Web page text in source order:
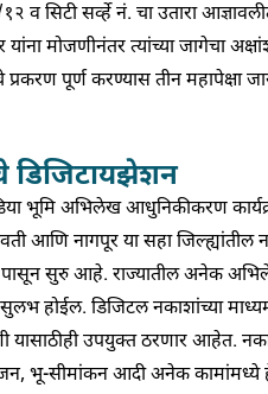
व सिटी सर्व्हे नं. चा उतारा
मोजणीनंतर त्यांच्या जागेचा
पूर्ण करण्यास तीन महापेक्षा
डिजिटायझेशन
भूमि अभिलेख आधुनिकीकरण
आणि नागपूर या सहा
सुरु आहे. राज्यातील अनेक
होईल. डिजिटल नकाशांच्या
यासाठीही उपयुक्त ठरणार आहेत.
भू-सीमांकन आदी अनेक कामांमध्ये हे